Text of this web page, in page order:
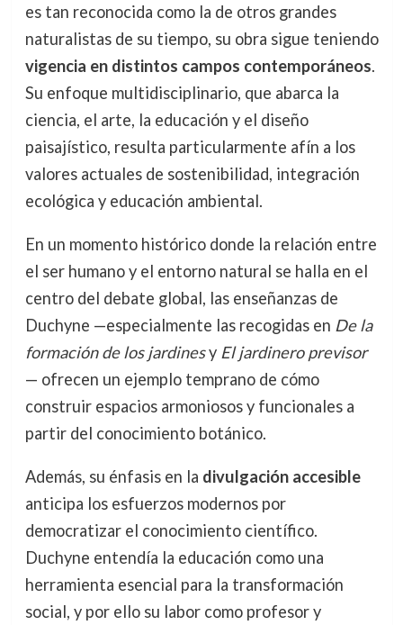
es tan reconocida como la de otros grandes
naturalistas de su tiempo, su obra sigue teniendo
vigencia en distintos campos contemporáneos.
Su enfoque multidisciplinario, que abarca la
ciencia, el arte, la educación y el diseño
paisajístico, resulta particularmente afín a los
valores actuales de sostenibilidad, integración
ecológica y educación ambiental.
En un momento histórico donde la relación entre
el ser humano y el entorno natural se halla en el
centro del debate global, las enseñanzas de
Duchyne —especialmente las recogidas en De la
formación de los jardinesy El jardinero previsor
— ofrecen un ejemplo temprano de cómo
construir espacios armoniosos y funcionales a
partir del conocimiento botánico.
Además, su énfasis en la divulgación accesible
anticipa los esfuerzos modernos por
democratizar el conocimiento científico.
Duchyne entendía la educación como una
herramienta esencial para la transformación
social, y por ello su labor como profesor y